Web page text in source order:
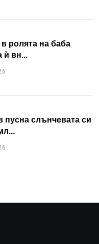
в ролята на баба
ѝ вн...
пусна слънчевата си